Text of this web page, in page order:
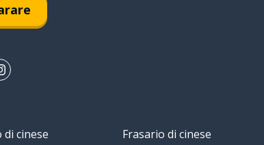
di cinese
Frasario di cinese